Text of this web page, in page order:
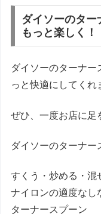
ダイソーのター
もっと楽しく！
ダイソーのターナー
っと快適にしてくれ
ぜひ、一度お店に足
ダイソーのターナー
すくう・炒める・混
ナイロンの適度な
ターナースプーン